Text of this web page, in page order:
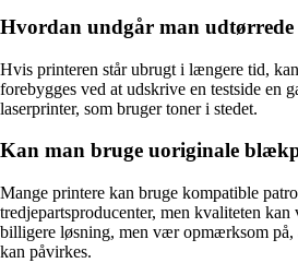
Hvordan undgår man
Hvis printeren står ubrugt i længere tid,
forebygges ved at udskrive en testside en
laserprinter, som bruger toner i stedet.
Kan man bruge uoriginale
Mange printere kan bruge kompatible
tredjepartsproducenter, men kvaliteten
billigere løsning, men vær opmærksom
kan påvirkes.